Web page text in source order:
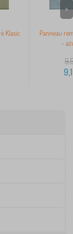
Klasic
Panneau
-
>